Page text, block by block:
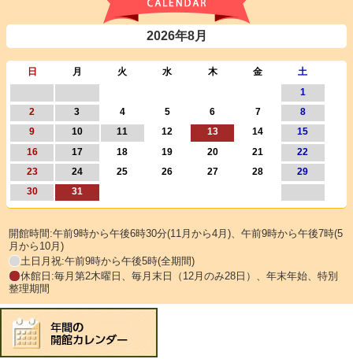
2026年8月
日 月 火 水 木 金
土
1
2
3 4 5 6 7
8
9
10 11 12 13 14
15
16
17 18 19 20 21
22
23
24 25 26 27 28
29
30
31
開館時間:午前9時から午後6時30分(11月から4月)、午前9時から午後7時(5
月から10月)
土日月祝:午前9時から午後5時(全期間)
休館日:毎月第2木曜日、毎月末日（12月のみ28日）、年末年始、特別
整理期間